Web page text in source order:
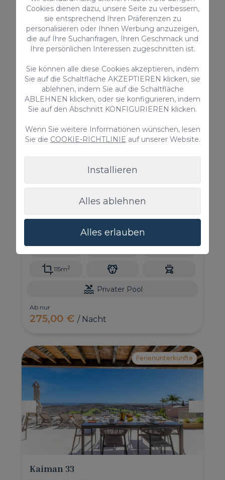
Privater Pool
Ab nur
235,00 €/ Nacht
Ferienunterkünfte
Moderne Villa mit 3 Schlafzimmern und privatem
Pool in Salobre Golf, Gran Canaria. WLAN,
Parkplatz, haustierfreundlich, nahe Maspalomas &
6 3 2.5
115m2
Privater Pool
Ab nur
275,00 €/ Nacht
Ferienunterkünfte
Kaiman 33
Cookies dienen dazu, unsere Seite zu verbessern,
sie entsprechend Ihren Präferenzen zu
personalisieren oder Ihnen Werbung anzuzeigen,
die auf Ihre Suchanfragen, Ihren Geschmack und
Ihre persönlichen Interessen zugeschnitten ist.
Sie können alle diese Cookies akzeptieren, indem
Sie auf die Schaltfläche AKZEPTIEREN klicken, sie
ablehnen, indem Sie auf die Schaltfläche
ABLEHNEN klicken, oder sie konfigurieren, indem
Sie auf den Abschnitt KONFIGURIEREN klicken.
Wenn Sie weitere Informationen wünschen, lesen
Sie die COOKIE-RICHTLINIE auf unserer Website.
Installieren
Alles ablehnen
Alles erlauben